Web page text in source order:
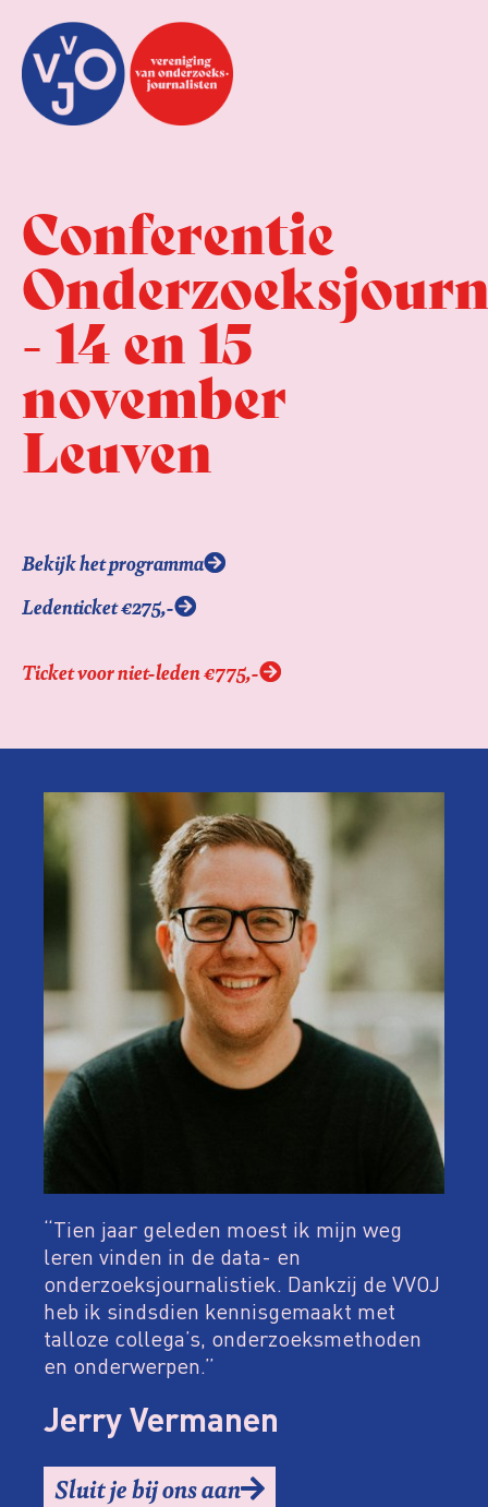
Conferentie
- 14 en 15
november
Leuven
Bekijk het programma
Ledenticket €275,-
Ticket voor niet-leden €775,-
“Tien jaar geleden moest ik mijn weg
leren vinden in de data- en
onderzoeksjournalistiek. Dankzij de VVOJ
heb ik sindsdien kennisgemaakt met
talloze collega’s, onderzoeksmethoden
en onderwerpen.”
Jerry Vermanen
Sluit je bij ons aan